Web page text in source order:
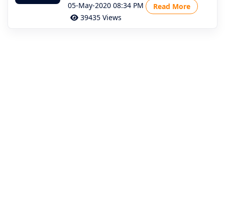
05-May-2020 08:34 PM
Read More
39435 Views